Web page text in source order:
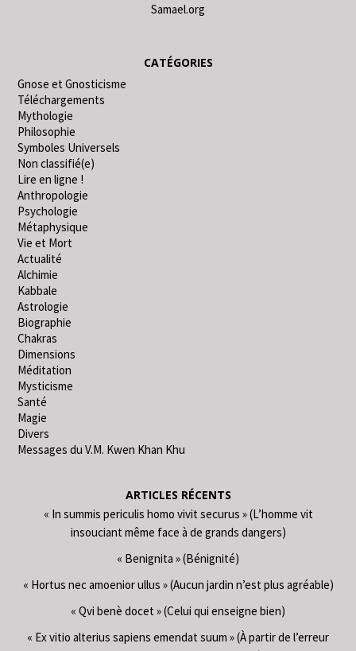
Samael.org
CATÉGORIES
Gnose et Gnosticisme
Téléchargements
Mythologie
Philosophie
Symboles Universels
Non classifié(e)
Lire en ligne !
Anthropologie
Psychologie
Métaphysique
Vie et Mort
Actualité
Alchimie
Kabbale
Astrologie
Biographie
Chakras
Dimensions
Méditation
Mysticisme
Santé
Magie
Divers
Messages du V.M. Kwen Khan Khu
ARTICLES RÉCENTS
« In summis periculis homo vivit securus » (L’homme vit
insouciant même face à de grands dangers)
« Benignita » (Bénignité)
« Hortus nec amoenior ullus » (Aucun jardin n’est plus agréable)
« Qvi benè docet » (Celui qui enseigne bien)
« Ex vitio alterius sapiens emendat suum » (À partir de l’erreur